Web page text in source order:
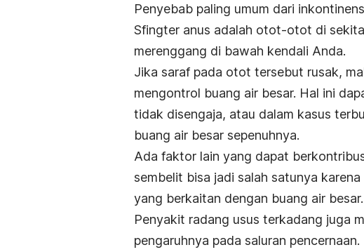
Penyebab paling umum dari
Sfingter anus adalah otot-otot di
merenggang di bawah kendali Anda.
Jika saraf pada otot tersebut rusak,
mengontrol buang air besar. Hal ini
tidak disengaja, atau dalam kasus
buang air besar sepenuhnya.
Ada faktor lain yang dapat
sembelit bisa jadi salah satunya
yang berkaitan dengan buang air besar.
Penyakit radang usus terkadang juga
pengaruhnya pada saluran